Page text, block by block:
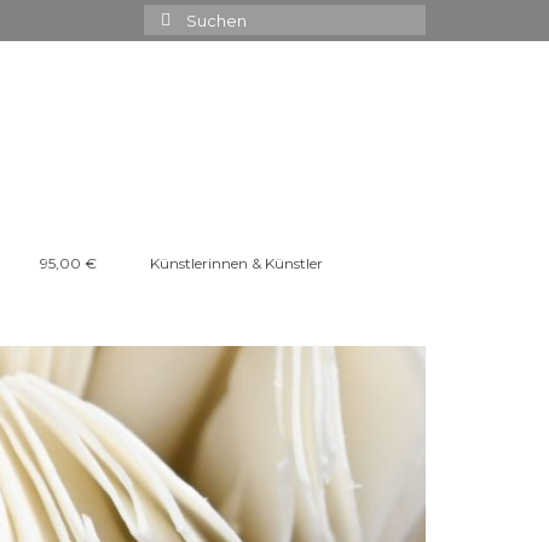
Suchen
nach:
95,00 € Künstlerinnen & Künstler